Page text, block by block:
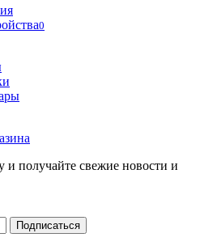
0
получайте свежие новости и